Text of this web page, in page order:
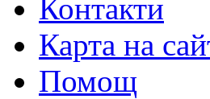
Контакти
Карта на
Помощ